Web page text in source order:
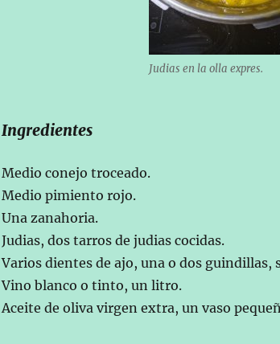
Judias en la olla expres.
Ingredientes
Medio conejo troceado.
Medio pimiento rojo.
Una zanahoria.
Judias, dos tarros de judias cocidas.
Varios dientes de ajo, una o dos
Vino blanco o tinto, un litro.
Aceite de oliva virgen extra, un vaso